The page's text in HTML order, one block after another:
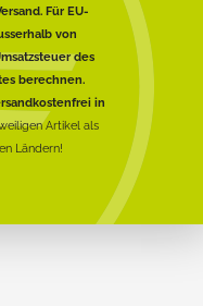
Für EU-
von
des
berechnen.
in
Artikel als
Ländern!